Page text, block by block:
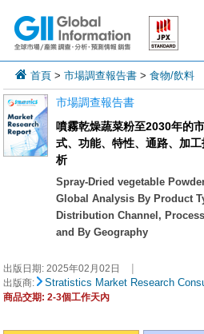
首頁 >市場調查報告書 >食物/飲料
市場調查報告書
噴霧乾燥蔬菜粉至2030年的
式、功能、特性、通路、加
析
Spray-Dried vegetable
Global Analysis By Product
Distribution Channel,
and By Geography
出版日期:2025年02月02日 |
出版商: Stratistics Market Research
商品交期: 2-3個工作天內